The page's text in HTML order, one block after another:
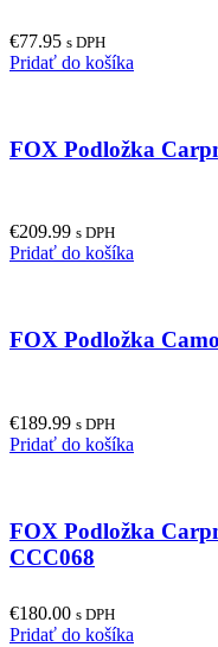
€77.95 s DPH
Pridať do košíka
FOX Podložka
€209.99 s DPH
Pridať do košíka
FOX Podložka
€189.99 s DPH
Pridať do košíka
FOX Podložka
CCC068
€180.00 s DPH
Pridať do košíka